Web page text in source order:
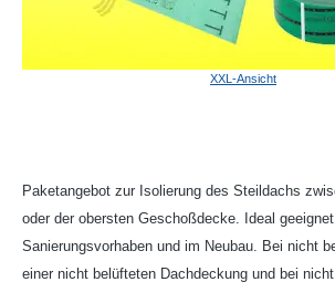
XXL-Ansicht
Paketangebot zur Isolierung des Steildachs
oder der obersten Geschoßdecke. Ideal
Sanierungsvorhaben und im Neubau. Bei nicht
einer nicht belüfteten Dachdeckung und bei